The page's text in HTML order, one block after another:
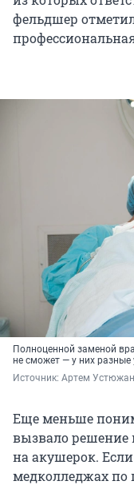
фельдшер
Полноценной заменой
не сможет — у них разные
Источник: Артем
Еще меньше
вызвало решение
на акушерок.
медколледжах по